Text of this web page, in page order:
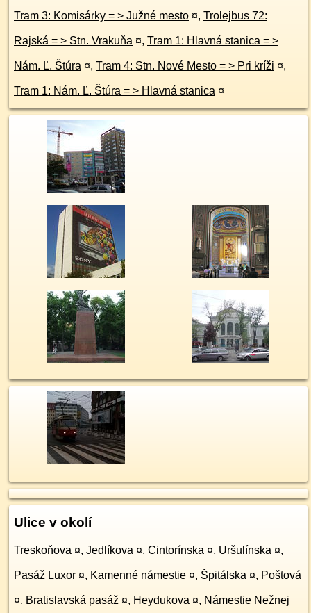
Tram 3: Komisárky = > Južné mesto ¤, Trolejbus 72:
Rajská = > Stn. Vrakuňa ¤, Tram 1: Hlavná stanica = >
Nám. Ľ. Štúra ¤, Tram 4: Stn. Nové Mesto = > Pri kríži ¤,
Tram 1: Nám. Ľ. Štúra = > Hlavná stanica ¤
Ulice v okolí
Treskoňova ¤, Jedlíkova ¤, Cintorínska ¤, Uršulínska ¤,
Pasáž Luxor ¤, Kamenné námestie ¤, Špitálska ¤, Poštová
¤, Bratislavská pasáž ¤, Heydukova ¤, Námestie Nežnej